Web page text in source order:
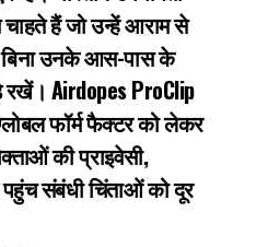
हैं जो उन्हें आराम से
बिना उनके आस-पास के
रखें। Airdopes ProClip
फॉर्म फैक्टर को लेकर
की प्राइवेसी,
संबंधी चिंताओं को दूर